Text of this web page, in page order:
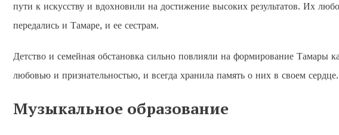
пути к искусству и вдохновили на достижение высоких результатов. Их
передались и Тамаре, и ее сестрам.
Детство и семейная обстановка сильно повлияли на формирование Тамары
любовью и признательностью, и всегда хранила память о них в своем сердце.
Музыкальное образование